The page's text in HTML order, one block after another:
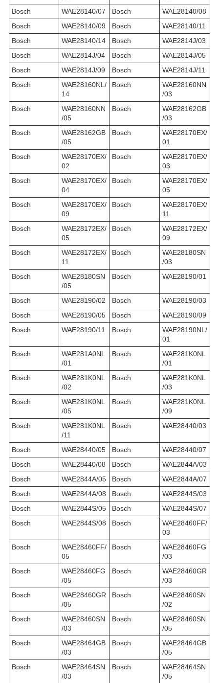
Bosch
WAE28140/07 Bosch
WAE28140/08
Bosch
WAE28140/09 Bosch
WAE28140/11
Bosch
WAE28140/14 Bosch
WAE2814J/03
Bosch
WAE2814J/04 Bosch
WAE2814J/05
Bosch
WAE2814J/09 Bosch
WAE2814J/11
Bosch
WAE28160NL/
14
Bosch
WAE28160NN
/03
Bosch
WAE28160NN
/05
Bosch
WAE28162GB
/03
Bosch
WAE28162GB
/05
Bosch
WAE28170EX/
01
Bosch
WAE28170EX/
02
Bosch
WAE28170EX/
03
Bosch
WAE28170EX/
04
Bosch
WAE28170EX/
05
Bosch
WAE28170EX/
09
Bosch
WAE28170EX/
11
Bosch
WAE28172EX/
05
Bosch
WAE28172EX/
09
Bosch
WAE28172EX/
11
Bosch
WAE28180SN
/03
Bosch
WAE28180SN
/05
Bosch WAE28190/01
Bosch WAE28190/02 Bosch
WAE28190/03
Bosch
WAE28190/05 Bosch
WAE28190/09
Bosch
WAE28190/11 Bosch
WAE28190NL/
01
Bosch
WAE281A0NL
/01
Bosch
WAE281K0NL
/01
Bosch
WAE281K0NL
/02
Bosch
WAE281K0NL
/03
Bosch
WAE281K0NL
/05
Bosch
WAE281K0NL
/09
Bosch
WAE281K0NL
/11
Bosch WAE28440/03
Bosch WAE28440/05 Bosch
WAE28440/07
Bosch
WAE28440/08 Bosch
WAE2844A/03
Bosch
WAE2844A/05 Bosch
WAE2844A/07
Bosch
WAE2844A/08 Bosch
WAE2844S/03
Bosch
WAE2844S/05 Bosch
WAE2844S/07
Bosch
WAE2844S/08 Bosch
WAE28460FF/
03
Bosch
WAE28460FF/
05
Bosch
WAE28460FG
/03
Bosch
WAE28460FG
/05
Bosch
WAE28460GR
/03
Bosch
WAE28460GR
/05
Bosch
WAE28460SN
/02
Bosch
WAE28460SN
/03
Bosch
WAE28460SN
/05
Bosch
WAE28464GB
/03
Bosch
WAE28464GB
/05
Bosch
WAE28464SN
/03
Bosch
WAE28464SN
/05